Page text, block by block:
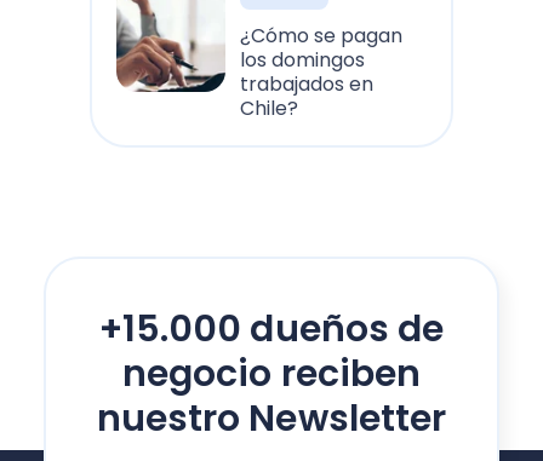
¿Cómo se pagan
los domingos
trabajados en
Chile?
+15.000 dueños de
negocio reciben
nuestro Newsletter